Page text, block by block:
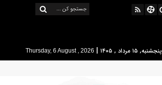
پنجشنبه, ۱۵ مرداد , ۱۴۰۵ |
Thursday, 6 August , 2026